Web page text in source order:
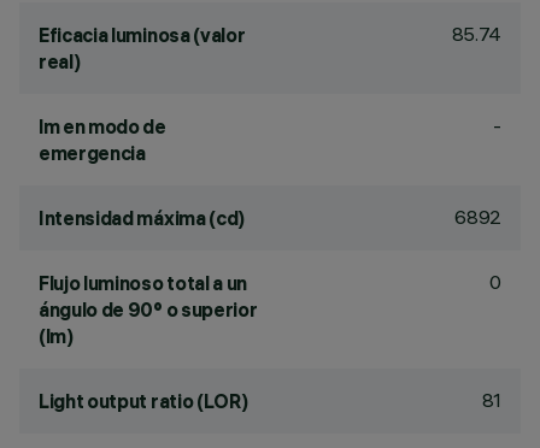
Eficacia luminosa (valor
real)
85.74
lm en modo de
emergencia
-
Intensidad máxima (cd) 6892
Flujo luminoso total a un
ángulo de 90° o superior
(lm)
0
Light output ratio (LOR) 81